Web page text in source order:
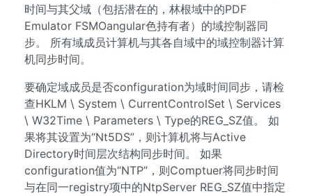
时间与其父域（包括潜在的，林根域中的PDF
Emulator FSMOangular色持有者）的域控制器同
步。 所有域成员计算机与其各自域中的域控制器计算
机同步时间。
要确定域成员是否configuration为域时间同步，请检
查HKLM \ System \ CurrentControlSet \ Services
\ W32Time \ Parameters \ Type的REG_SZ值。 如
果将其设置为“Nt5DS”，则计算机将与Active
Directory时间层次结构同步时间。 如果
configuration值为“NTP”，则Comptuer将同步时间
与在同一registry项中的NtpServer REG_SZ值中指定